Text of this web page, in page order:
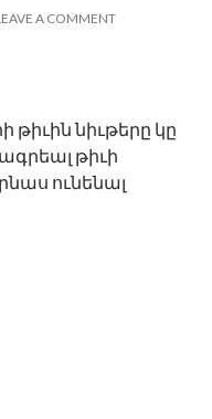
A COMMENT
թիւին նիւթերը կը
թիւի
ունենալ